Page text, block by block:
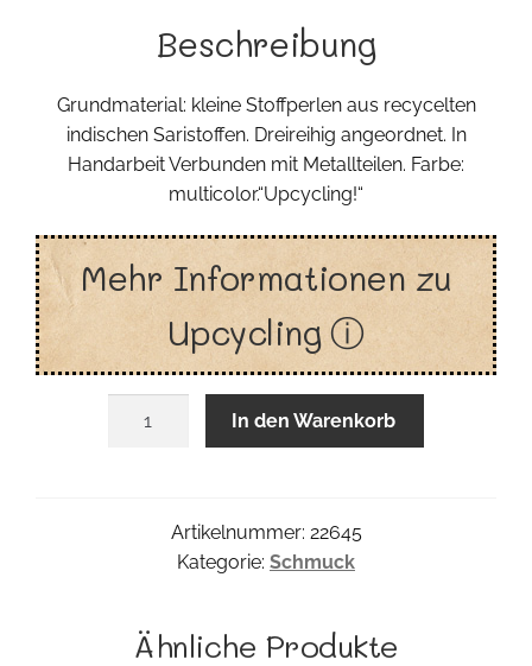
Beschreibung
Grundmaterial: kleine Stoffperlen aus recycelten
indischen Saristoffen. Dreireihig angeordnet. In
Handarbeit Verbunden mit Metallteilen. Farbe:
multicolor.“Upcycling!“
Mehr Informationen zu
Upcycling ⓘ
In den Warenkorb
Artikelnummer: 22645
Kategorie: Schmuck
Ähnliche Produkte